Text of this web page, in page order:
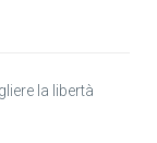
la libertà